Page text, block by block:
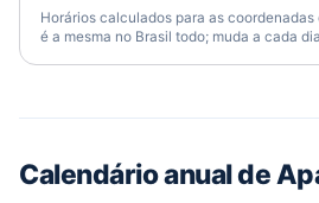
Horários calculados para as coordenadas
é a mesma no Brasil todo; muda a cada
Calendário anual de